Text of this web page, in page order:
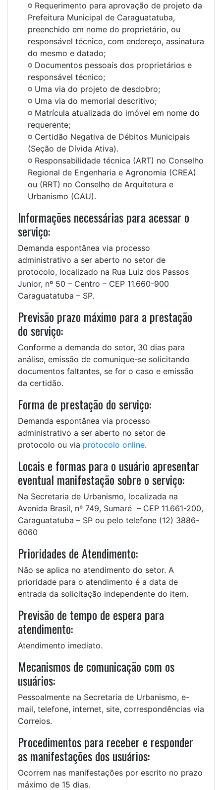
Requerimento para aprovação de projeto da
Prefeitura Municipal de Caraguatatuba,
preenchido em nome do proprietário, ou
responsável técnico, com endereço, assinatura
do mesmo e datado;
Documentos pessoais dos proprietários e
responsável técnico;
Uma via do projeto de desdobro;
Uma via do memorial descritivo;
Matrícula atualizada do imóvel em nome do
requerente;
Certidão Negativa de Débitos Municipais
(Seção de Dívida Ativa).
Responsabilidade técnica (ART) no Conselho
Regional de Engenharia e Agronomia (CREA)
ou (RRT) no Conselho de Arquitetura e
Urbanismo (CAU).
Informações necessárias para acessar o
serviço:
Demanda espontânea via processo
administrativo a ser aberto no setor de
protocolo, localizado na Rua Luiz dos Passos
Junior, nº 50 – Centro – CEP 11.660-900
Caraguatatuba – SP.
Previsão prazo máximo para a prestação
do serviço:
Conforme a demanda do setor, 30 dias para
análise, emissão de comunique-se solicitando
documentos faltantes, se for o caso e emissão
da certidão.
Forma de prestação do serviço:
Demanda espontânea via processo
administrativo a ser aberto no setor de
protocolo ou via protocolo online.
Locais e formas para o usuário apresentar
eventual manifestação sobre o serviço:
Na Secretaria de Urbanismo, localizada na
Avenida Brasil, nº 749, Sumaré – CEP 11.661-200,
Caraguatatuba – SP ou pelo telefone (12) 3886-
6060
Prioridades de Atendimento:
Não se aplica no atendimento do setor. A
prioridade para o atendimento é a data de
entrada da solicitação independente do item.
Previsão de tempo de espera para
atendimento:
Atendimento imediato.
Mecanismos de comunicação com os
usuários:
Pessoalmente na Secretaria de Urbanismo, e-
mail, telefone, internet, site, correspondências via
Correios.
Procedimentos para receber e responder
as manifestações dos usuários:
Ocorrem nas manifestações por escrito no prazo
máximo de 15 dias.